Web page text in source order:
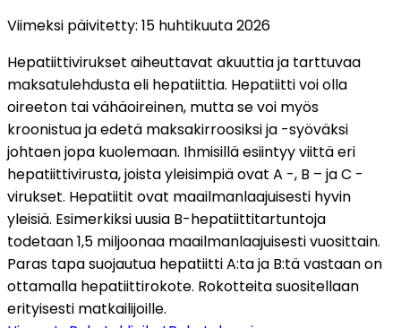
Viimeksi päivitetty: 15 huhtikuuta 2026
Hepatiittivirukset aiheuttavat akuuttia ja tarttuvaa
maksatulehdusta eli hepatiittia. Hepatiitti voi olla
oireeton tai vähäoireinen, mutta se voi myös
kroonistua ja edetä maksakirroosiksi ja -syöväksi
johtaen jopa kuolemaan. Ihmisillä esiintyy viittä eri
hepatiittivirusta, joista yleisimpiä ovat A -, B – ja C -
virukset. Hepatiitit ovat maailmanlaajuisesti hyvin
yleisiä. Esimerkiksi uusia B-hepatiittitartuntoja
todetaan 1,5 miljoonaa maailmanlaajuisesti vuosittain.
Paras tapa suojautua hepatiitti A:ta ja B:tä vastaan on
ottamalla hepatiittirokote. Rokotteita suositellaan
erityisesti matkailijoille.